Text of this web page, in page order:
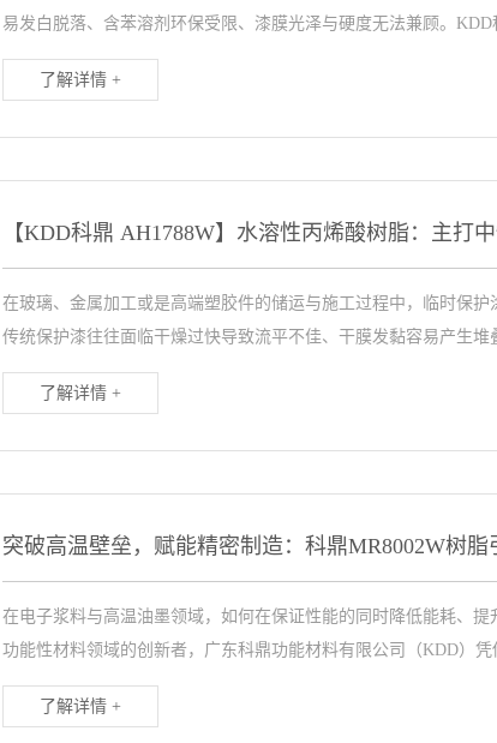
易发白脱落、含苯溶剂环保受限、漆膜光泽与硬度无法兼顾。KDD
了解详情 +
在玻璃、金属加工或是高端塑胶件的储运与施工过程中，临时保
传统保护漆往往面临干燥过快导致流平不佳、干膜发黏容易产生堆
了解详情 +
在电子浆料与高温油墨领域，如何在保证性能的同时降低能耗、
功能性材料领域的创新者，广东科鼎功能材料有限公司（KDD）凭
了解详情 +